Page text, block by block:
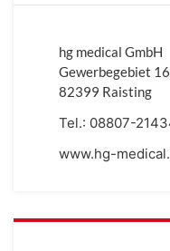
hg medical GmbH
Gewerbegebiet 16
82399 Raisting
Tel.: 08807-
www.hg-